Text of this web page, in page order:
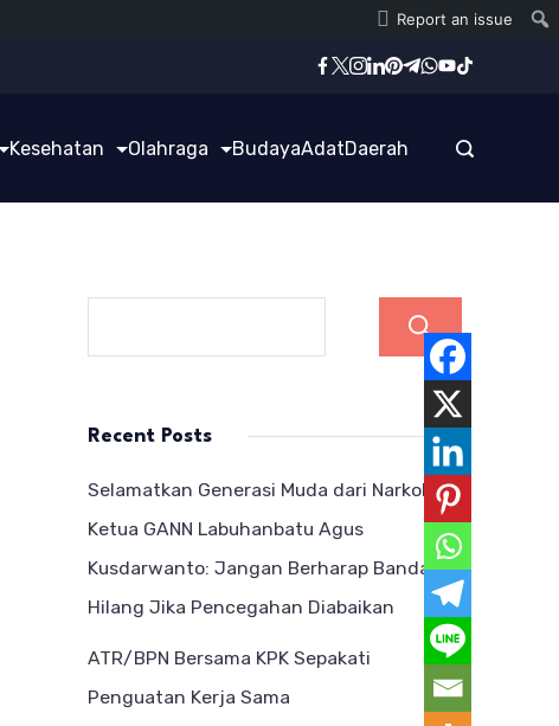
Report an issue
Kesehatan Olahraga BudayaAdatDaerah
Recent Posts
Selamatkan Generasi Muda dari Narkoba,
Ketua GANN Labuhanbatu Agus
Kusdarwanto: Jangan Berharap Bandar
Hilang Jika Pencegahan Diabaikan
ATR/BPN Bersama KPK Sepakati
Penguatan Kerja Sama